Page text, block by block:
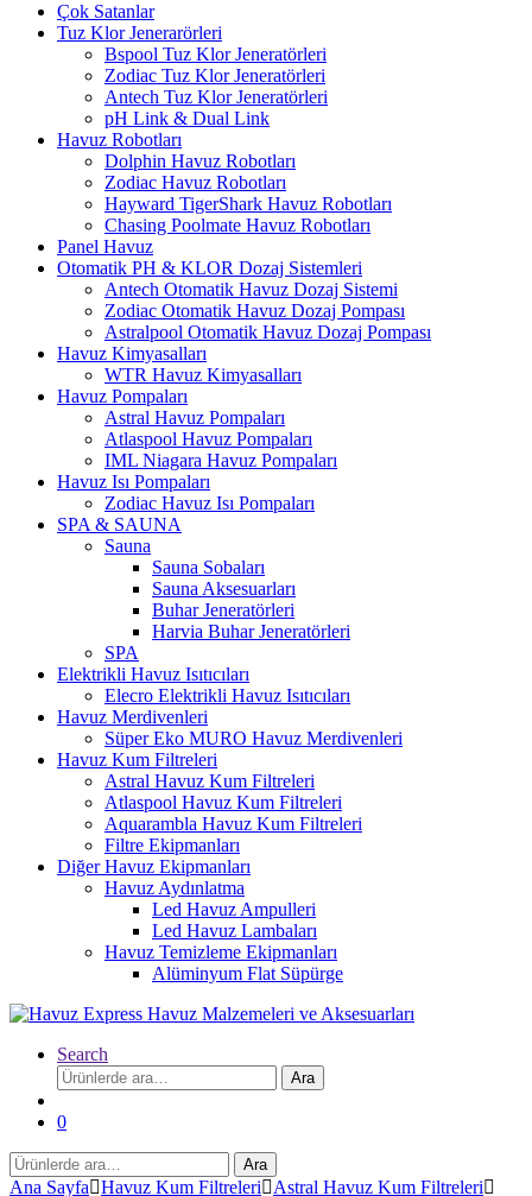
Çok Satanlar
Tuz Klor Jenerarörleri
Bspool Tuz Klor Jeneratörleri
Zodiac Tuz Klor Jeneratörleri
Antech Tuz Klor Jeneratörleri
pH Link & Dual Link
Havuz Robotları
Dolphin Havuz Robotları
Zodiac Havuz Robotları
Hayward TigerShark Havuz Robotları
Chasing Poolmate Havuz Robotları
Panel Havuz
Otomatik PH & KLOR Dozaj Sistemleri
Antech Otomatik Havuz Dozaj Sistemi
Zodiac Otomatik Havuz Dozaj Pompası
Astralpool Otomatik Havuz Dozaj Pompası
Havuz Kimyasalları
WTR Havuz Kimyasalları
Havuz Pompaları
Astral Havuz Pompaları
Atlaspool Havuz Pompaları
IML Niagara Havuz Pompaları
Havuz Isı Pompaları
Zodiac Havuz Isı Pompaları
SPA & SAUNA
Sauna
Sauna Sobaları
Sauna Aksesuarları
Buhar Jeneratörleri
Harvia Buhar Jeneratörleri
SPA
Elektrikli Havuz Isıtıcıları
Elecro Elektrikli Havuz Isıtıcıları
Havuz Merdivenleri
Süper Eko MURO Havuz Merdivenleri
Havuz Kum Filtreleri
Astral Havuz Kum Filtreleri
Atlaspool Havuz Kum Filtreleri
Aquarambla Havuz Kum Filtreleri
Filtre Ekipmanları
Diğer Havuz Ekipmanları
Havuz Aydınlatma
Led Havuz Ampulleri
Led Havuz Lambaları
Havuz Temizleme Ekipmanları
Alüminyum Flat Süpürge
Search
Ara:
Ara
0
Ara:
Ara
Ana Sayfa Havuz Kum Filtreleri Astral Havuz Kum Filtreleri